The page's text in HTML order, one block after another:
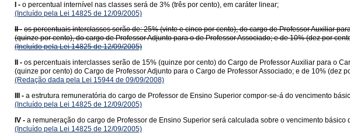
I - o percentual internível nas classes será de 3% (três por cento), em caráter linear;
(Incluído pela Lei 14825 de 12/09/2005)
II - os percentuais interclasses serão de: 25% (vinte e cinco por cento), do cargo de Professor Auxiliar
(quinze por cento), do cargo de Professor Adjunto para o de Professor Associado; e de 10% (dez por
(Incluído pela Lei 14825 de 12/09/2005)
II - os percentuais interclasses serão de 15% (quinze por cento) do Cargo de Professor Auxiliar para o
(quinze por cento) do Cargo de Professor Adjunto para o Cargo de Professor Associado; e de 10% (dez
(Redação dada pela Lei 15944 de 09/09/2008)
III - a estrutura remuneratória do cargo de Professor de Ensino Superior compor-se-á do vencimento
(Incluído pela Lei 14825 de 12/09/2005)
IV - a remuneração do cargo de Professor de Ensino Superior será calculada sobre o vencimento básico
(Incluído pela Lei 14825 de 12/09/2005)